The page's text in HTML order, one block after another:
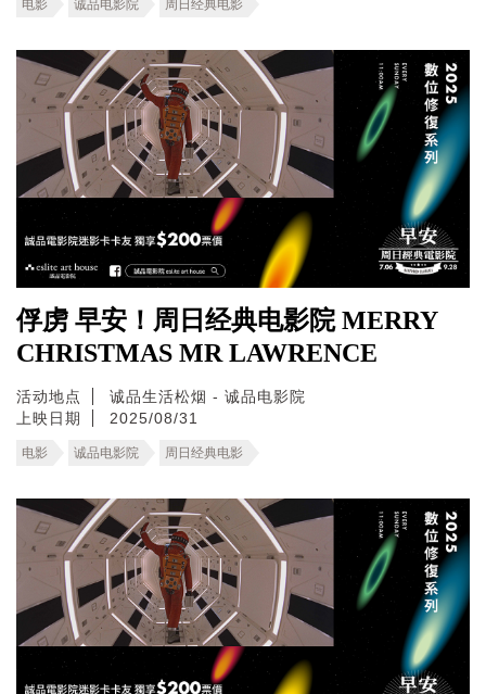
电影 诚品电影院 周日经典电影
俘虏 早安！周日经典电影院 MERRY
CHRISTMAS MR LAWRENCE
活动地点
诚品生活松烟 - 诚品电影院
上映日期
2025/08/31
电影 诚品电影院 周日经典电影